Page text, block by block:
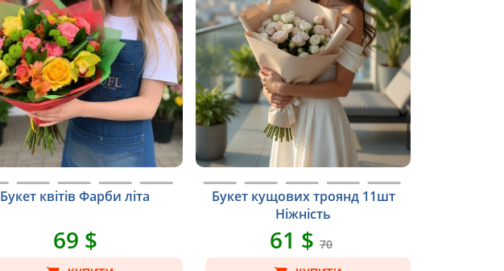
Букет квітів Фарби літа
69 $
Букет кущових троянд 11шт
Ніжність
61 $70